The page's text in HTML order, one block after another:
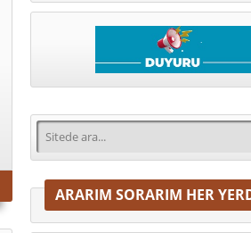
ARARIM SORARIM HER